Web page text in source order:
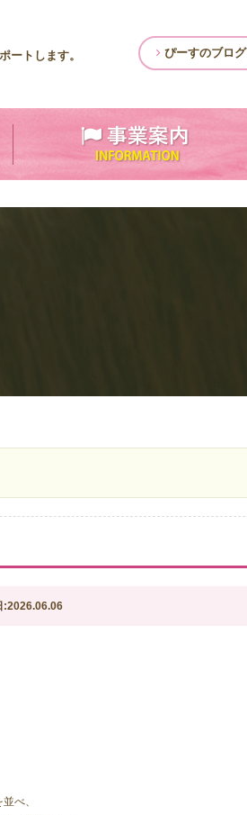
ートします。 ぴーすのブログ
:2026.06.06
べ、